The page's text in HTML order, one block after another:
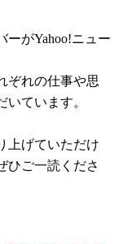
ーがYahoo!ニュー
ぞれの仕事や思
ています。
上げていただけ
ひご一読くださ